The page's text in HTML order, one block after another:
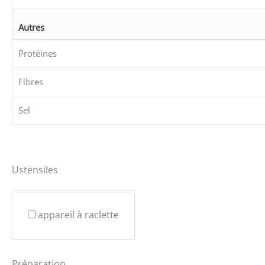
Autres
Protéines
Fibres
Sel
Ustensiles
appareil à raclette